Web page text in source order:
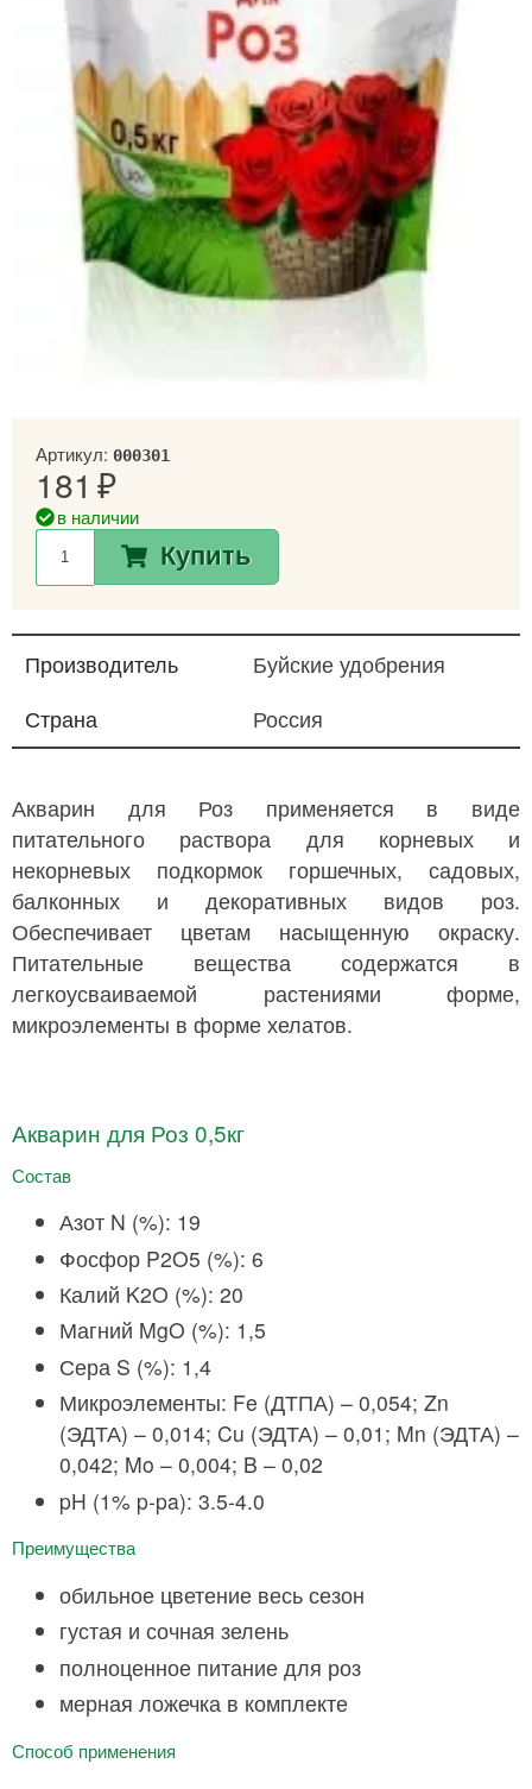
Артикул: 000301
181
в наличии
Купить
Производитель
Буйские удобрения
Страна
Россия
Акварин для Роз применяется в виде
питательного раствора для корневых и
некорневых подкормок горшечных, садовых,
балконных и декоративных видов роз.
Обеспечивает цветам насыщенную окраску.
Питательные вещества содержатся в
легкоусваиваемой растениями форме,
микроэлементы в форме хелатов.
Акварин для Роз 0,5кг
Состав
Азот N (%): 19
Фосфор P2O5 (%): 6
Калий K2O (%): 20
Магний MgO (%): 1,5
Сера S (%): 1,4
Микроэлементы: Fe (ДТПА) – 0,054; Zn
(ЭДТА) – 0,014; Cu (ЭДТА) – 0,01; Mn (ЭДТА) –
0,042; Mo – 0,004; B – 0,02
pH (1% p-pa): 3.5-4.0
Преимущества
обильное цветение весь сезон
густая и сочная зелень
полноценное питание для роз
мерная ложечка в комплекте
Способ применения